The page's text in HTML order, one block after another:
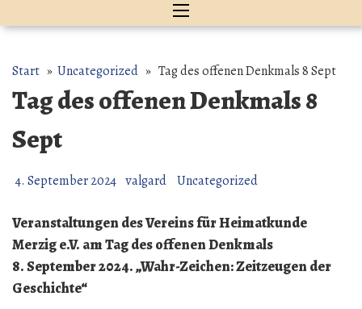
Start » Uncategorized » Tag des offenen Denkmals 8 Sept
Tag des offenen Denkmals 8
Sept
4. September 2024 valgard Uncategorized
Veranstaltungen des Vereins für Heimatkunde
Merzig e.V. am Tag des offenen Denkmals
8. September 2024. „Wahr-Zeichen: Zeitzeugen der
Geschichte“